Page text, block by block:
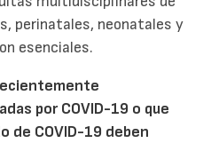
perinatales, neonatales y
esenciales.
por COVID-19 o que
de COVID-19 deben